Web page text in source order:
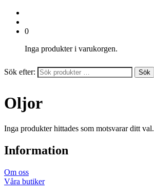
0
Inga produkter i varukorgen.
Sök efter: Sök
Oljor
Inga produkter hittades som motsvarar ditt val.
Information
Om oss
Våra butiker